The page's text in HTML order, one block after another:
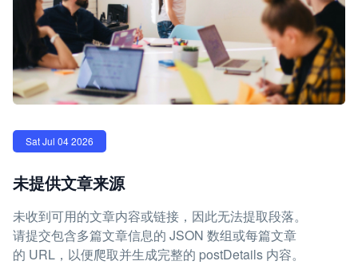
Sat Jul 04 2026
未提供文章来源
未收到可用的文章内容或链接，因此无法提取段落。
请提交包含多篇文章信息的 JSON 数组或每篇文章
的 URL，以便爬取并生成完整的 postDetails 内容。